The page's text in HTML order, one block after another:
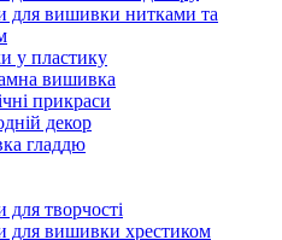
для вишивки нитками та
у пластику
вишивка
прикраси
декор
гладдю
для творчості
для вишивки хрестиком